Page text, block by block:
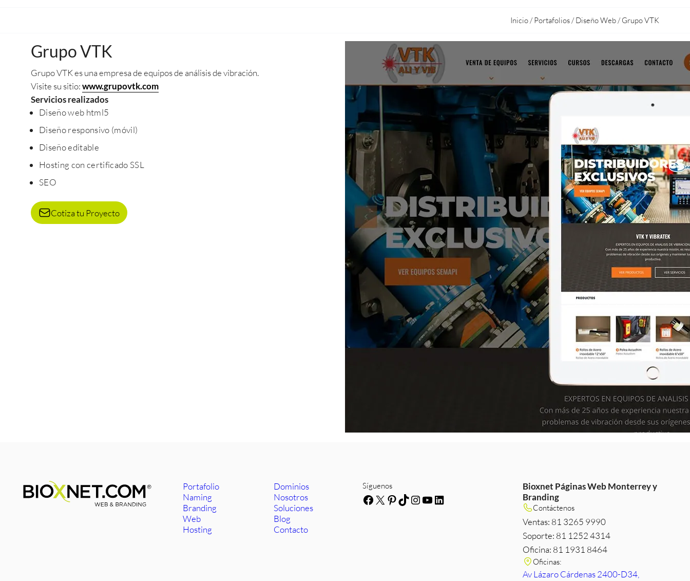
Inicio/Portafolios/Diseño Web/Grupo VTK
Grupo VTK
Grupo VTK es una empresa de equipos de análisis de vibración.
Visite su sitio:www.grupovtk.com
Servicios realizados
Diseño web html5
Diseño responsivo (móvil)
Diseño editable
Hosting con certificado SSL
SEO
Cotiza tu Proyecto
Portafolio
Naming
Branding
Web
Hosting
Dominios
Nosotros
Soluciones
Blog
Contacto
Síguenos
Facebook
X Pinterest
TikTok
Instagram
YouTube
LinkedIn
Bioxnet Páginas Web Monterrey y
Branding
Contáctenos
Ventas: 81 3265 9990
Soporte: 81 1252 4314
Oficina: 81 1931 8464
Oficinas:
Av Lázaro Cárdenas 2400-D34,